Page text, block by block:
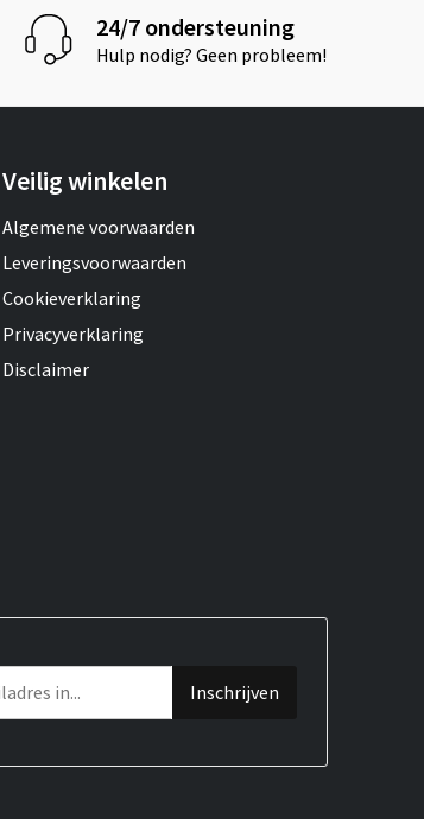
24/7 ondersteuning
Hulp nodig? Geen probleem!
Veilig winkelen
Algemene voorwaarden
Leveringsvoorwaarden
Cookieverklaring
Privacyverklaring
Disclaimer